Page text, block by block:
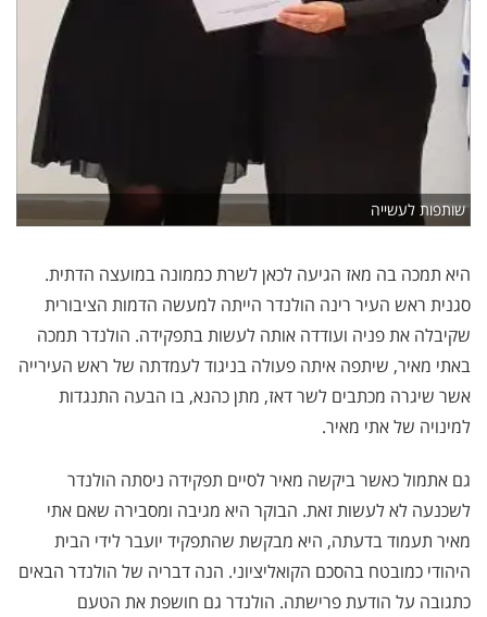
שותפות לעשייה
היא תמכה בה מאז הגיעה לכאן לשרת כממונה במועצה הדתית.
סגנית ראש העיר רינה הולנדר הייתה למעשה הדמות הציבורית
שקיבלה את פניה ועודדה אותה לעשות בתפקידה. הולנדר תמכה
באתי מאיר, שיתפה איתה פעולה בניגוד לעמדתה של ראש העירייה
אשר שיגרה מכתבים לשר דאז, מתן כהנא, בו הבעה התנגדות
למינויה של אתי מאיר.
גם אתמול כאשר ביקשה מאיר לסיים תפקידה ניסתה הולנדר
לשכנעה לא לעשות זאת. הבוקר היא מגיבה ומסבירה שאם אתי
מאיר תעמוד בדעתה, היא מבקשת שהתפקיד יועבר לידי הבית
היהודי כמובטח בהסכם הקואליציוני. הנה דבריה של הולנדר הבאים
כתגובה על הודעת פרישתה. הולנדר גם חושפת את הטעם